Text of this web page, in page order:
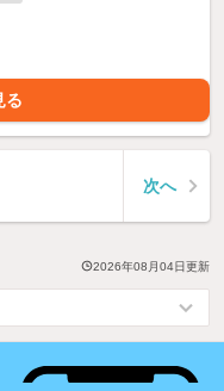
る
次へ
2026年08月04日更新